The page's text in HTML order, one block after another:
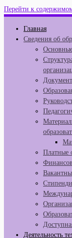
Перейти к
Главная
Сведения об
Платные
Деятельность